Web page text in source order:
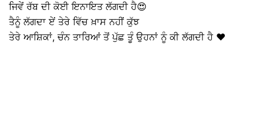
ਜਿਵੇਂ ਰੱਬ ਦੀ ਕੋਈ ਇਨਾਇਤ ਲੱਗਦੀ ਹੈ😍
ਤੈਨੂੰ ਲੱਗਦਾ ਏਂ ਤੇਰੇ ਵਿੱਚ ਖ਼ਾਸ ਨਹੀਂ ਕੁੱਝ
ਤੇਰੇ ਆਸ਼ਿਕਾਂ, ਚੰਨ ਤਾਰਿਆਂ ਤੋਂ ਪੁੱਛ ਤੂੰ ਉਹਨਾਂ ਨੂੰ ਕੀ ਲੱਗਦੀ ਹੈ ❤️